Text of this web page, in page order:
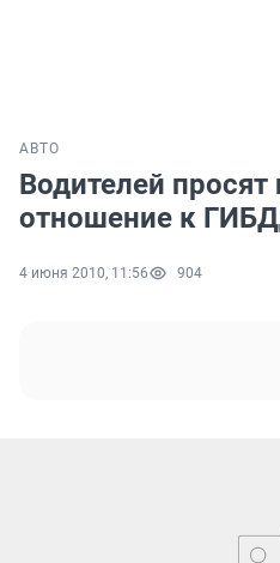
АВТО
Водителей просят
отношение к
4 июня 2010, 11:56 904